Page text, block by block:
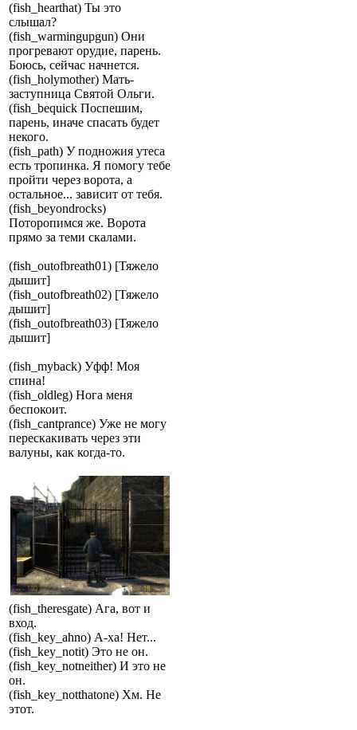
(fish_hearthat) Ты это
слышал?
(fish_warmingupgun) Они
прогревают орудие, парень.
Боюсь, сейчас начнется.
(fish_holymother) Мать-
заступница Святой Ольги.
(fish_bequick Поспешим,
парень, иначе спасать будет
некого.
(fish_path) У подножия утеса
есть тропинка. Я помогу тебе
пройти через ворота, а
остальное... зависит от тебя.
(fish_beyondrocks)
Поторопимся же. Ворота
прямо за теми скалами.
(fish_outofbreath01) [Тяжело
дышит]
(fish_outofbreath02) [Тяжело
дышит]
(fish_outofbreath03) [Тяжело
дышит]
(fish_myback) Уфф! Моя
спина!
(fish_oldleg) Нога меня
беспокоит.
(fish_cantprance) Уже не могу
перескакивать через эти
валуны, как когда-то.
(fish_theresgate) Ага, вот и
вход.
(fish_key_ahno) А-ха! Нет...
(fish_key_notit) Это не он.
(fish_key_notneither) И это не
он.
(fish_key_notthatone) Хм. Не
этот.